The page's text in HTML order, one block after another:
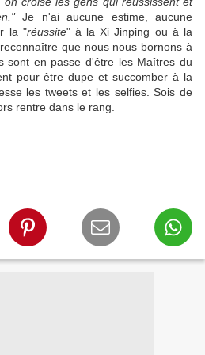
Je n'ai aucune estime, aucune
la "réussite" à la Xi Jinping ou à la
que nous nous bornons à
sont en passe d'être les Maîtres du
pour être dupe et succomber à la
les tweets et les selfies. Sois de
rentre dans le rang.